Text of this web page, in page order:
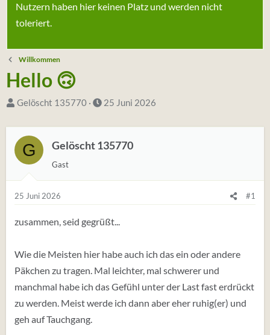
Nutzern haben hier keinen Platz und werden nicht
toleriert.
Willkommen
Hello 🙃
S
t
r
*
i
Gelöscht 135770
D
u
a
r
25 Juni 2026
G Gelöscht 135770
Gast
25 Juni 2026 #1
zusammen, seid gegrüßt...
Wie die Meisten hier habe auch ich das ein oder andere
Päkchen zu tragen. Mal leichter, mal schwerer und
manchmal habe ich das Gefühl unter der Last fast erdrückt
zu werden. Meist werde ich dann aber eher ruhig(er) und
geh auf Tauchgang.